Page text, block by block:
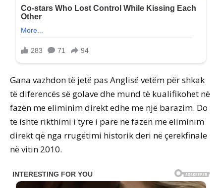
Gana vazhdon të jetë pas Anglisë vetëm për shkak
të diferencës së golave dhe mund të kualifikohet në
fazën me eliminim direkt edhe me një barazim. Do
të ishte rikthimi i tyre i parë në fazën me eliminim
direkt që nga rrugëtimi historik deri në çerekfinale
në vitin 2010.